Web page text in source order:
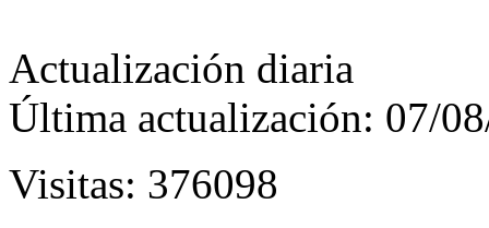
Actualización diaria
Última actualización: 07/
Visitas: 376098